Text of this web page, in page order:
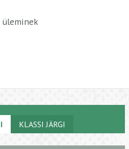
KLASSI JÄRGI